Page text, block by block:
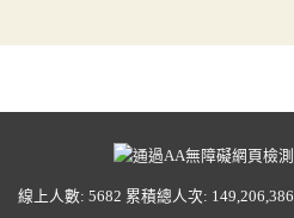
線上人數: 5682 累積總人次: 149,206,386